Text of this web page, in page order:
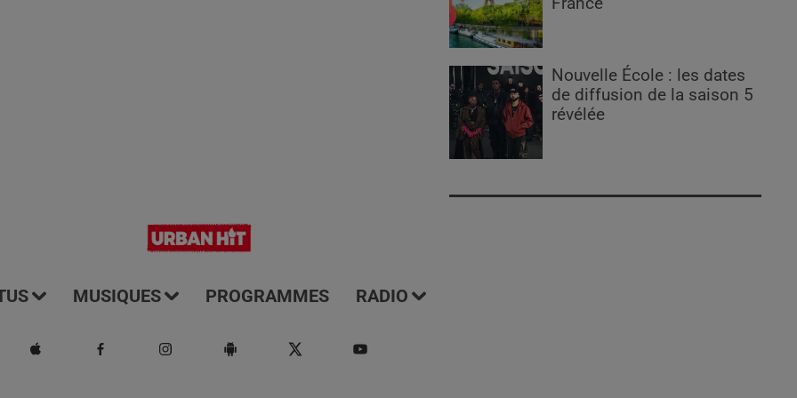
Nouvelle École : les dates
de diffusion de la saison 5
révélée
MUSIQUES PROGRAMMES RADIO